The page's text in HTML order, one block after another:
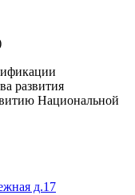
развития
Национальной
д.17